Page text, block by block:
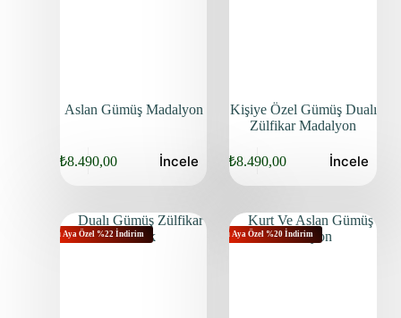
Aslan Gümüş Madalyon
₺8.490,00 İncele
Kişiye Özel Gümüş Dualı
Zülfikar Madalyon
₺8.490,00 İncele
Bu Aya Özel %22 İndirim Bu Aya Özel %20 İndirim